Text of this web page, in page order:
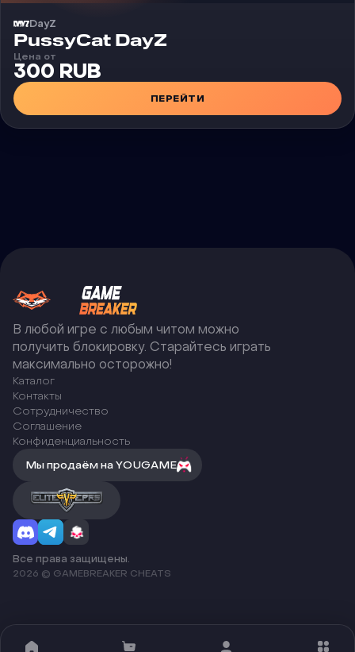
DayZ
Чит
PussyCat DayZ
Цена от
300 RUB
ПЕРЕЙТИ
В любой игре с любым читом можно
получить блокировку. Старайтесь играть
максимально осторожно!
Каталог
Контакты
Сотрудничество
Соглашение
Конфиденциальность
Мы продаём на YOUGAME
Все права защищены.
2026 © GAMEBREAKER CHEATS